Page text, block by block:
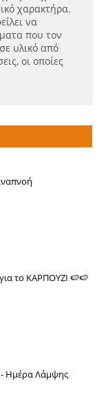
χαρακτήρα.
να
που τον
υλικό από
οι οποίες
το ΚΑΡΠΟΥΖΙ 🍉🍉
- Ημέρα Λάμψης